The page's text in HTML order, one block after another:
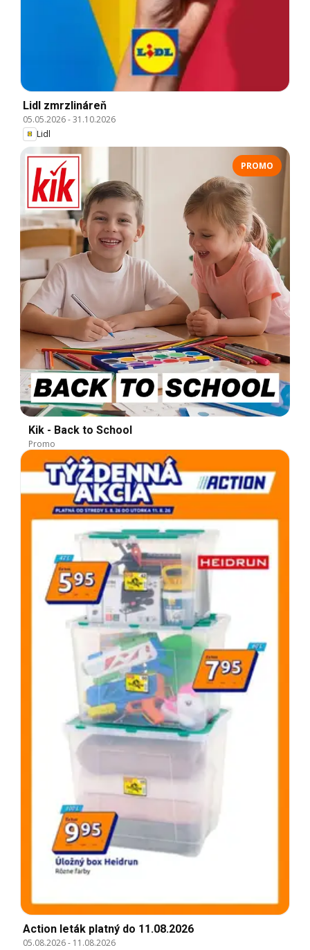
Lidl zmrzlináreň
05.05.2026-31.10.2026
Lidl
PROMO
Kik - Back to School
Promo
Action leták platný do 11.08.2026
05.08.2026- 11.08.2026